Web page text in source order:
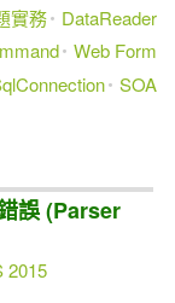
實務
DataReader
Web Form
SOA
誤 (Parser
2015